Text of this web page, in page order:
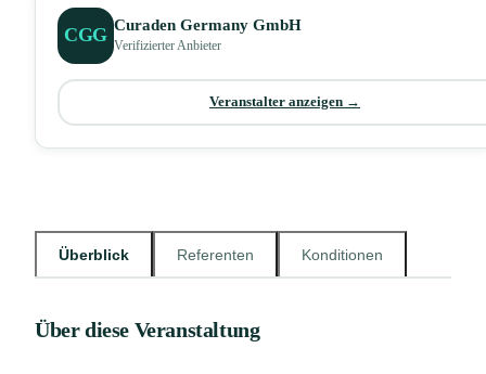
Überblick Referenten Konditionen
Über diese Veranstaltung
CGG Curaden Germany GmbH
Verifizierter Anbieter
Veranstalter anzeigen →